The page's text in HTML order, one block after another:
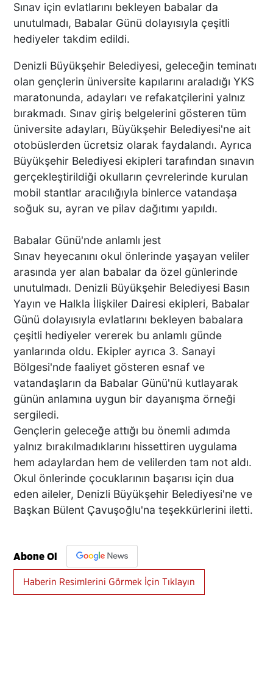
Sınav için evlatlarını bekleyen babalar da
unutulmadı, Babalar Günü dolayısıyla çeşitli
hediyeler takdim edildi.
Denizli Büyükşehir Belediyesi, geleceğin teminatı
olan gençlerin üniversite kapılarını araladığı YKS
maratonunda, adayları ve refakatçilerini yalnız
bırakmadı. Sınav giriş belgelerini gösteren tüm
üniversite adayları, Büyükşehir Belediyesi'ne ait
otobüslerden ücretsiz olarak faydalandı. Ayrıca
Büyükşehir Belediyesi ekipleri tarafından sınavın
gerçekleştirildiği okulların çevrelerinde kurulan
mobil stantlar aracılığıyla binlerce vatandaşa
soğuk su, ayran ve pilav dağıtımı yapıldı.
Babalar Günü'nde anlamlı jest
Sınav heyecanını okul önlerinde yaşayan veliler
arasında yer alan babalar da özel günlerinde
unutulmadı. Denizli Büyükşehir Belediyesi Basın
Yayın ve Halkla İlişkiler Dairesi ekipleri, Babalar
Günü dolayısıyla evlatlarını bekleyen babalara
çeşitli hediyeler vererek bu anlamlı günde
yanlarında oldu. Ekipler ayrıca 3. Sanayi
Bölgesi'nde faaliyet gösteren esnaf ve
vatandaşların da Babalar Günü'nü kutlayarak
günün anlamına uygun bir dayanışma örneği
sergiledi.
Gençlerin geleceğe attığı bu önemli adımda
yalnız bırakılmadıklarını hissettiren uygulama
hem adaylardan hem de velilerden tam not aldı.
Okul önlerinde çocuklarının başarısı için dua
eden aileler, Denizli Büyükşehir Belediyesi'ne ve
Başkan Bülent Çavuşoğlu'na teşekkürlerini iletti.
Abone Ol
Haberin Resimlerini Görmek İçin Tıklayın